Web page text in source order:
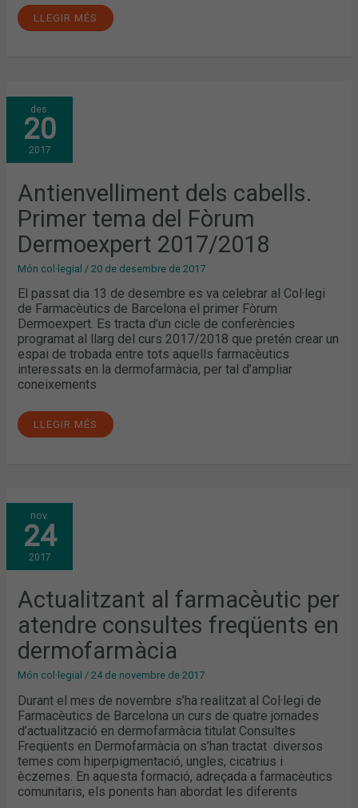
LLEGIR MÉS
des.
20
2017
Antienvelliment dels cabells.
Primer tema del Fòrum
Dermoexpert 2017/2018
Món col·legial /20 de desembre de 2017
El passat dia 13 de desembre es va celebrar al Col·legi
de Farmacèutics de Barcelona el primer Fòrum
Dermoexpert. Es tracta d’un cicle de conferències
programat al llarg del curs 2017/2018 que pretén crear un
espai de trobada entre tots aquells farmacèutics
interessats en la dermofarmàcia, per tal d’ampliar
coneixements
ANTIENVELLIMENT
DELS
CABELLS.
PRIMER
TEMA
DEL
FÒRUM
2017/2018
LLEGIR MÉS
nov.
24
2017
Actualitzant al farmacèutic per
atendre consultes freqüents en
dermofarmàcia
Món col·legial /24 de novembre de 2017
Durant el mes de novembre s’ha realitzat al Col·legi de
Farmacèutics de Barcelona un curs de quatre jornades
d’actualització en dermofarmàcia titulat Consultes
Freqüents en Dermofarmàcia on s’han tractat diversos
temes com hiperpigmentació, ungles, cicatrius i
èczemes. En aquesta formació, adreçada a farmacèutics
comunitaris, els ponents han abordat les diferents
ACTUALITZANT
AL
FARMACÈUTIC
PER
ATENDRE
CONSULTES
FREQÜENTS
DERMOFARMÀCIA